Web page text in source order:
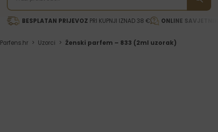
BESPLATAN PRIJEVOZ PRI KUPNJI IZNAD 38 € ONLINE
Parfens.hr > Uzorci > Ženski parfem – 833 (2ml uzorak)